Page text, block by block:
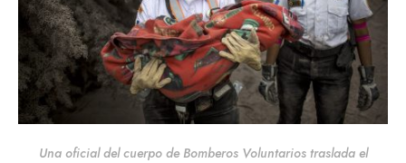
Una oficial del cuerpo de Bomberos Voluntarios traslada el